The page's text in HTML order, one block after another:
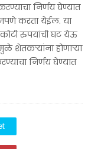
निर्णय घेण्यात
करता येईल. या
रुपयांची घट येऊ
शेतकऱ्यांना होणाऱ्या
निर्णय घेण्यात